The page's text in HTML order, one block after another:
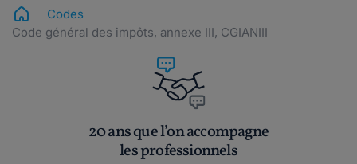
Codes
Code général des impôts, annexe III, CGIANIII
20 ans que l’on accompagne
les professionnels